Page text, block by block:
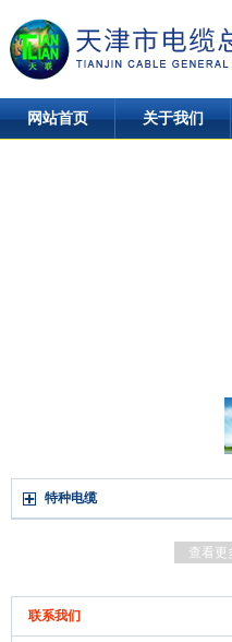
网站首页 关于我们
特种电缆
查看更
联系我们